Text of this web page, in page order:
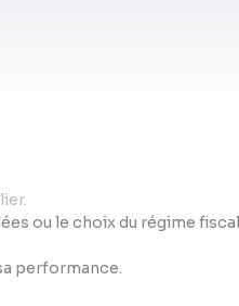
ou le choix du régime
performance.